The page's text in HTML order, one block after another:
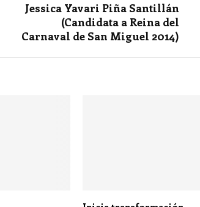
Jessica Yavari Piña Santillán
(Candidata a Reina del
Carnaval de San Miguel 2014)